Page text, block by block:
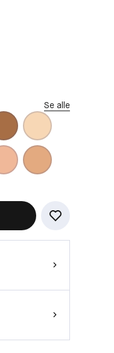
Se alle